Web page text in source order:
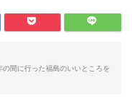
間に行った福島のいいところを